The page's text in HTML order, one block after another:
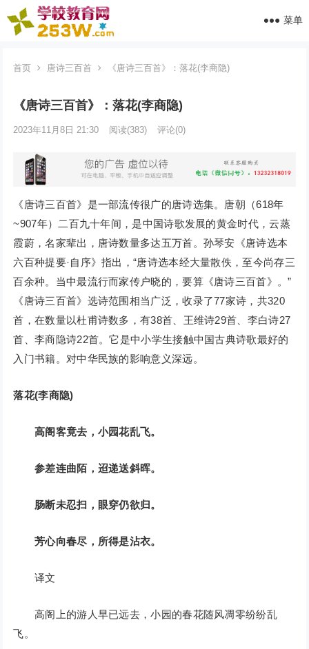
菜单
首页 唐诗三百首 《唐诗三百首》：落花(李商隐)
《唐诗三百首》：落花(李商隐)
2023年11月8日 21:30 阅读(383) 评论(0)
《唐诗三百首》是一部流传很广的唐诗选集。唐朝（618年
~907年）二百九十年间，是中国诗歌发展的黄金时代，云蒸
霞蔚，名家辈出，唐诗数量多达五万首。孙琴安《唐诗选本
六百种提要·自序》指出，“唐诗选本经大量散佚，至今尚存三
百余种。当中最流行而家传户晓的，要算《唐诗三百首》。”
《唐诗三百首》选诗范围相当广泛，收录了77家诗，共320
首，在数量以杜甫诗数多，有38首、王维诗29首、李白诗27
首、李商隐诗22首。它是中小学生接触中国古典诗歌最好的
入门书籍。对中华民族的影响意义深远。
落花(李商隐)
高阁客竟去，小园花乱飞。
参差连曲陌，迢递送斜晖。
肠断未忍扫，眼穿仍欲归。
芳心向春尽，所得是沾衣。
译文
高阁上的游人早已远去，小园的春花随风凋零纷纷乱
飞。